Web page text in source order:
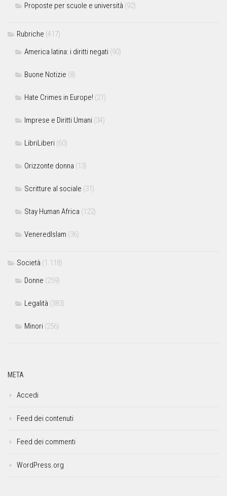
Proposte per scuole e università (92)
Rubriche (417)
America latina: i diritti negati (90)
Buone Notizie (8)
Hate Crimes in Europe! (21)
Imprese e Diritti Umani (34)
LibriLiberi (60)
Orizzonte donna (13)
Scritture al sociale (31)
Stay Human Africa (122)
VeneredIslam (36)
Società (1.118)
Donne (259)
Legalità (383)
Minori (256)
META
Accedi
Feed dei contenuti
Feed dei commenti
WordPress.org